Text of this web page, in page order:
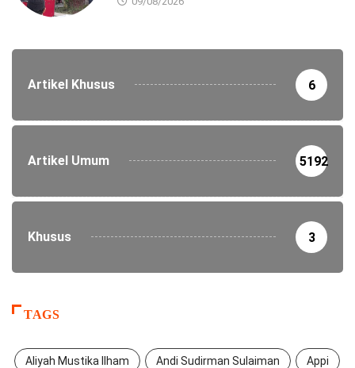
Artikel Khusus 6
Artikel Umum 5192
Khusus 3
TAGS
Aliyah Mustika Ilham Andi Sudirman Sulaiman Appi